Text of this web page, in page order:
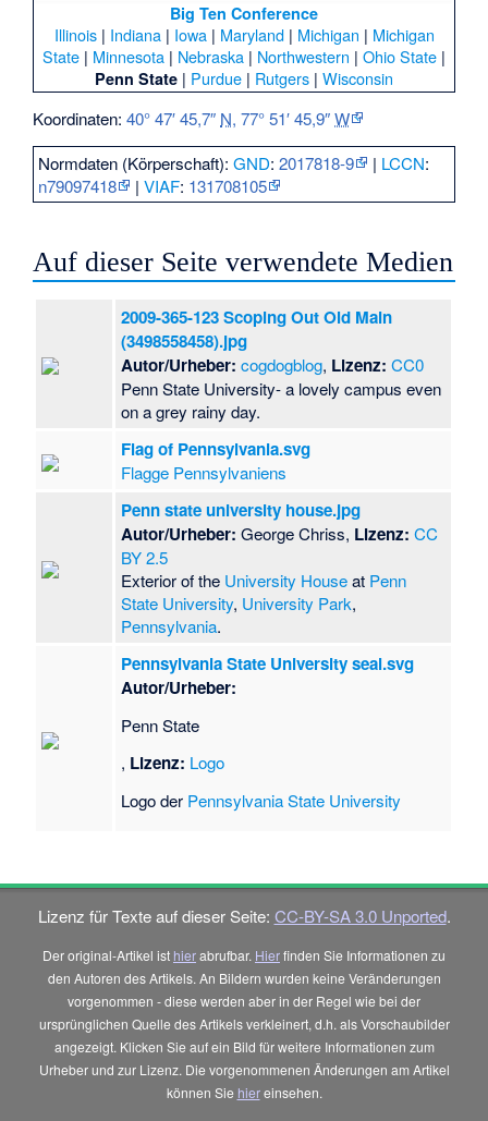
Big Ten Conference
Illinois| Indiana| Iowa| Maryland| Michigan | Michigan
State | Minnesota | Nebraska | Northwestern | Ohio State |
Penn State | Purdue | Rutgers | Wisconsin
Koordinaten:40° 47′ 45,7″ N,77° 51′ 45,9″W
Normdaten (Körperschaft):GND:2017818-9 | LCCN:
n79097418
|VIAF: 131708105
Auf dieser Seite verwendete Medien
2009-365-123 Scoping Out Old Main
(3498558458).jpg
Autor/Urheber: cogdogblog, Lizenz: CC0
Penn State University- a lovely campus even
on a grey rainy day.
Flag of Pennsylvania.svg
Flagge Pennsylvaniens
Penn state university house.jpg
Autor/Urheber: George Chriss, Lizenz: CC
BY 2.5
Exterior of the University Houseat Penn
State University, University Park,
Pennsylvania.
Pennsylvania State University seal.svg
Autor/Urheber:
Penn State
, Lizenz: Logo
Logo der Pennsylvania State University
Lizenz für Texte auf dieser Seite: CC-BY-SA 3.0 Unported.
Der original-Artikel ist hierabrufbar. Hierfinden Sie Informationen zu
den Autoren des Artikels. An Bildern wurden keine Veränderungen
vorgenommen - diese werden aber in der Regel wie bei der
ursprünglichen Quelle des Artikels verkleinert, d.h. als Vorschaubilder
angezeigt. Klicken Sie auf ein Bild für weitere Informationen zum
Urheber und zur Lizenz. Die vorgenommenen Änderungen am Artikel
können Sie hiereinsehen.